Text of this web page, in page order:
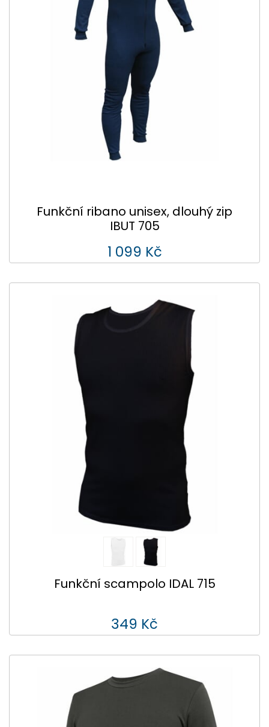
Funkční ribano unisex, dlouhý zip
IBUT 705
1 099 Kč
Funkční scampolo IDAL 715
349 Kč